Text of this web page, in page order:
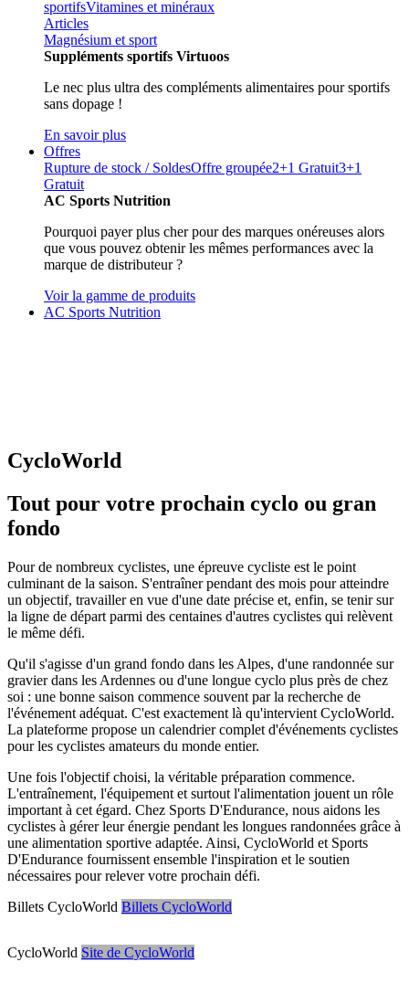
sportifsVitamines et minéraux
Articles
Magnésium et sport
Suppléments sportifs Virtuoos
Le nec plus ultra des compléments alimentaires pour sportifs
sans dopage !
En savoir plus
Offres
Rupture de stock / SoldesOffre groupée2+1 Gratuit3+1
Gratuit
AC Sports Nutrition
Pourquoi payer plus cher pour des marques onéreuses alors
que vous pouvez obtenir les mêmes performances avec la
marque de distributeur ?
Voir la gamme de produits
AC Sports Nutrition
CycloWorld
Tout pour votre prochain cyclo ou gran
fondo
Pour de nombreux cyclistes, une épreuve cycliste est le point
culminant de la saison. S'entraîner pendant des mois pour atteindre
un objectif, travailler en vue d'une date précise et, enfin, se tenir sur
la ligne de départ parmi des centaines d'autres cyclistes qui relèvent
le même défi.
Qu'il s'agisse d'un grand fondo dans les Alpes, d'une randonnée sur
gravier dans les Ardennes ou d'une longue cyclo plus près de chez
soi : une bonne saison commence souvent par la recherche de
l'événement adéquat. C'est exactement là qu'intervient CycloWorld.
La plateforme propose un calendrier complet d'événements cyclistes
pour les cyclistes amateurs du monde entier.
Une fois l'objectif choisi, la véritable préparation commence.
L'entraînement, l'équipement et surtout l'alimentation jouent un rôle
important à cet égard. Chez Sports D'Endurance, nous aidons les
cyclistes à gérer leur énergie pendant les longues randonnées grâce à
une alimentation sportive adaptée. Ainsi, CycloWorld et Sports
D'Endurance fournissent ensemble l'inspiration et le soutien
nécessaires pour relever votre prochain défi.
Billets CycloWorld Billets CycloWorld
CycloWorld Site de CycloWorld